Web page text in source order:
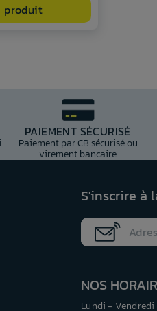
produit
PAIEMENT SÉCURISÉ
Paiement par CB sécurisé ou
virement bancaire
S'inscrire à
NOS
Lundi - Vendredi